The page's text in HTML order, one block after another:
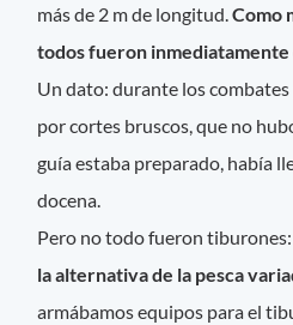
más de 2 m de longitud.Como
todos fueron inmediatamente
Un dato: durante los
por cortes bruscos, que no
guía estaba preparado, había
docena.
Pero no todo fueron tiburones:
la alternativa de la pesca
armábamos equipos para el